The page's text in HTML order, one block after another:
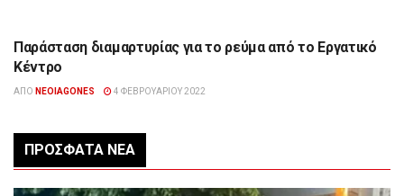
ΉΠΕΙΡΟΣ
Παράσταση διαμαρτυρίας για το ρεύμα από το Εργατικό
Κέντρο
ΑΠΌ NEOIAGONES 4 ΦΕΒΡΟΥΑΡΊΟΥ 2022
ΠΡΌΣΦΑΤΑ ΝΈΑ